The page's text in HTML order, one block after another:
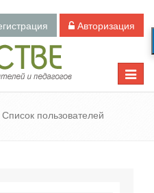
Авторизация
Toggle
Список пользователей